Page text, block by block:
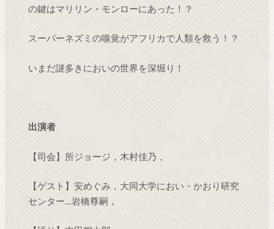
の鍵はマリリン・モンローにあった！？
スーパーネズミの嗅覚がアフリカで人類を救う！？
いまだ謎多きにおいの世界を深堀り！
出演者
【司会】所ジョージ，木村佳乃，
【ゲスト】安めぐみ，大同大学におい・かおり研究
センター…岩橋尊嗣，